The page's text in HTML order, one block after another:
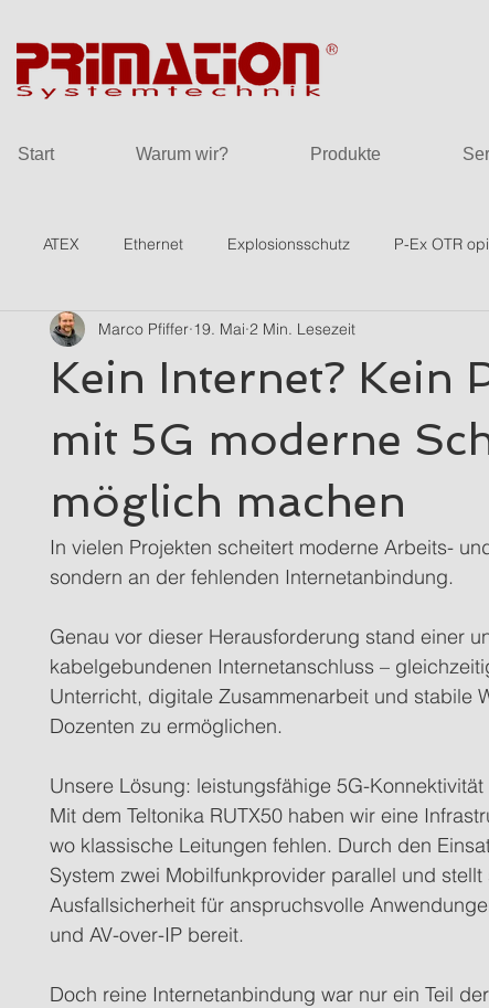
Start Warum wir? Produkte
ATEX Ethernet Explosionsschutz P-Ex OTR
Kein Internet? Kein
mit 5G moderne
möglich machen
Marco Pfiffer 19. Mai 2 Min. Lesezeit
In vielen Projekten scheitert moderne Arbeits-
sondern an der fehlenden Internetanbindung.
Genau vor dieser Herausforderung stand einer
kabelgebundenen Internetanschluss –
Unterricht, digitale Zusammenarbeit und stabile
Dozenten zu ermöglichen.
Unsere Lösung: leistungsfähige 5G-
Mit dem Teltonika RUTX50 haben wir eine
wo klassische Leitungen fehlen. Durch den
System zwei Mobilfunkprovider parallel und
Ausfallsicherheit für anspruchsvolle
und AV-over-IP bereit.
Doch reine Internetanbindung war nur ein Teil